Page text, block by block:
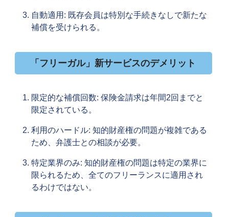
自動適用: 既存会員は特別な手続きなしで新たな
補償を受けられる。
「フリーガル」新サービスのデメリット
限定的な補償回数: 保険金請求は年間2回までと
限定されている。
利用のハードル: 知的財産権の問題が複雑である
ため、弁護士との相談が必要。
特定業界のみ: 知的財産権の問題は特定の業界に
限られるため、全てのフリーランスに適用され
るわけではない。